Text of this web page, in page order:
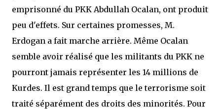
emprisonné du PKK Abdullah Ocalan, ont produit
peu d'effets. Sur certaines promesses, M.
Erdogan a fait marche arrière. Même Ocalan
semble avoir réalisé que les militants du PKK ne
pourront jamais représenter les 14 millions de
Kurdes. Il est grand temps que le terrorisme soit
traité séparément des droits des minorités. Pour